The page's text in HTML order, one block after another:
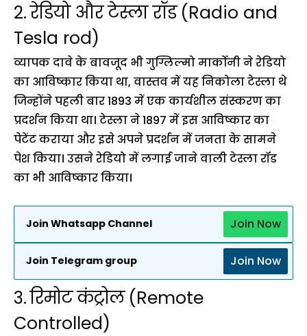
2.रेडियो और टेस्ला रॉड (Radio and
Tesla rod)
व्यापक दावे के बावजूद भी गुग्लिल्मो मार्कोनी ने रेडियो
का आविष्कार किया था, वास्तव में यह निकोला टेस्ला थे
जिन्होंने पहली बार 1893 में एक कार्यशील संस्करण का
प्रदर्शन किया था। टेस्ला ने 1897 में इस आविष्कार का
पेटेंट कराया और इसे अपने प्रदर्शन में जनता के सामने
पेश किया। उसने रेडियो में लगाई जाने वाली टेस्ला रॉड
का भी आविष्कार किया।
Join Whatsapp Channel Join Now
Join Telegram group Join Now
3.रिमोट कंट्रोल (Remote
Controlled)